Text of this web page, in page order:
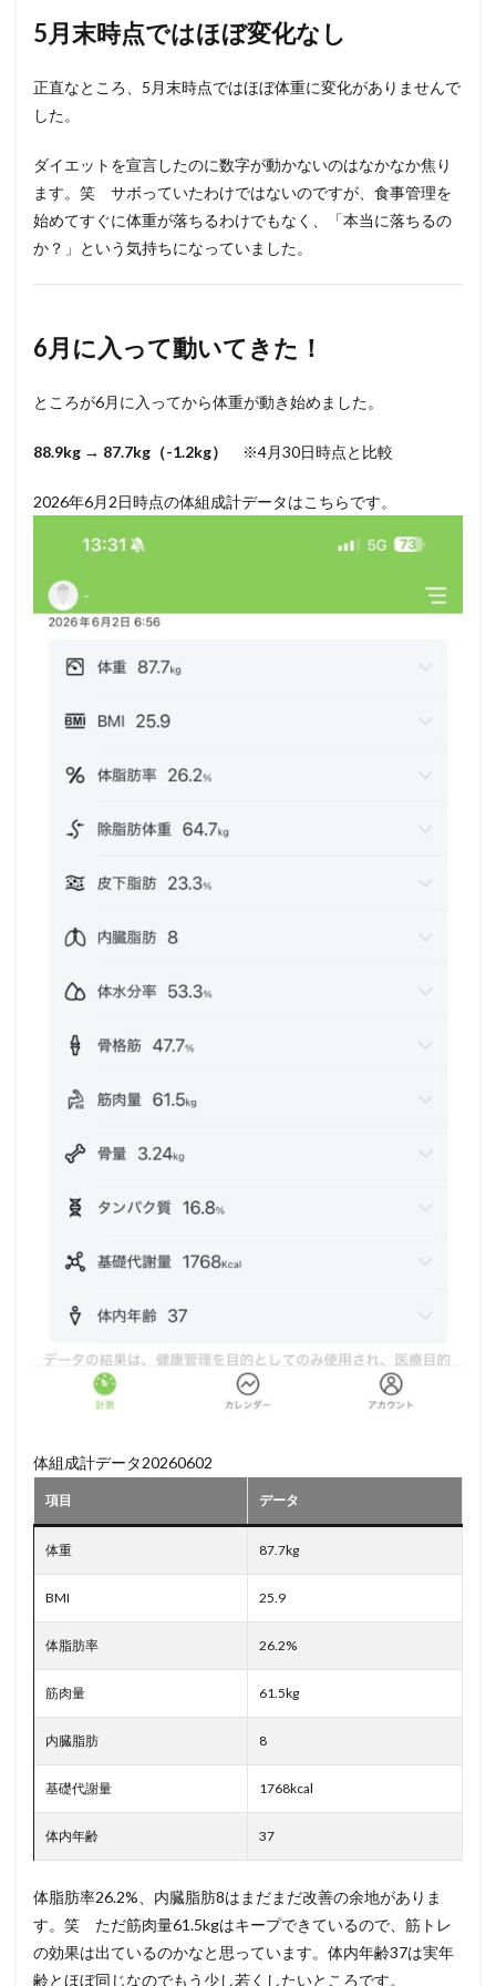
5月末時点ではほぼ変化なし
正直なところ、5月末時点ではほぼ体重に変化がありませんで
した。
ダイエットを宣言したのに数字が動かないのはなかなか焦り
ます。笑 サボっていたわけではないのですが、食事管理を
始めてすぐに体重が落ちるわけでもなく、「本当に落ちるの
か？」という気持ちになっていました。
6月に入って動いてきた！
ところが6月に入ってから体重が動き始めました。
88.9kg → 87.7kg（-1.2kg） ※4月30日時点と比較
2026年6月2日時点の体組成計データはこちらです。
体組成計データ20260602
項目 データ
体重 87.7kg
BMI 25.9
体脂肪率 26.2%
筋肉量 61.5kg
内臓脂肪 8
基礎代謝量 1768kcal
体内年齢 37
体脂肪率26.2%、内臓脂肪8はまだまだ改善の余地がありま
す。笑 ただ筋肉量61.5kgはキープできているので、筋トレ
の効果は出ているのかなと思っています。体内年齢37は実年
齢とほぼ同じなのでもう少し若くしたいところです。